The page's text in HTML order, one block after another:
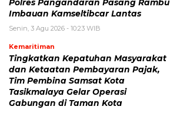
Polres Pangandaran Pasang Rambu
Imbauan Kamseltibcar Lantas
Senin, 3 Agu 2026 - 10:23 WIB
Kemaritiman
Tingkatkan Kepatuhan Masyarakat
dan Ketaatan Pembayaran Pajak,
Tim Pembina Samsat Kota
Tasikmalaya Gelar Operasi
Gabungan di Taman Kota